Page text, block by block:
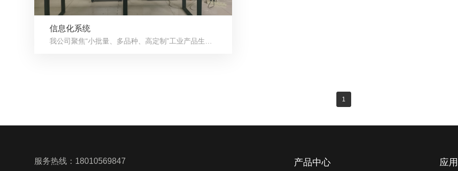
信息化系统
1
服务热线： 18010569847 产品中心 应